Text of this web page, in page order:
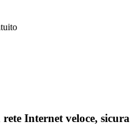
Internet veloce, sicura